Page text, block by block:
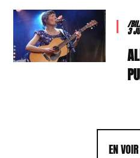
/
3
EN